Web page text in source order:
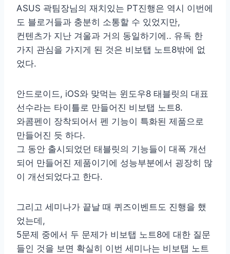
ASUS 곽팀장님의 재치있는 PT진행은 역시 이번에
도 블로거들과 충분히 소통할 수 있었지만,
컨텐츠가 지난 겨울과 거의 동일하기에.. 유독 한
가지 관심을 가지게 된 것은 비보탭 노트8밖에 없
었다.
안드로이드, iOS와 맞먹는 윈도우8 태블릿의 대표
선수라는 타이틀로 만들어진 비보탭 노트8.
와콤펜이 장착되어서 펜 기능이 특화된 제품으로
만들어진 듯 하다.
그 동안 출시되었던 태블릿의 기능들이 대폭 개선
되어 만들어진 제품이기에 성능부분에서 굉장히 많
이 개선되었다고 한다.
그리고 세미나가 끝날 때 퀴즈이벤트도 진행을 했
었는데,
5문제 중에서 두 문제가 비보탭 노트8에 대한 질문
들인 것을 보면 확실히 이번 세미나는 비보탭 노트